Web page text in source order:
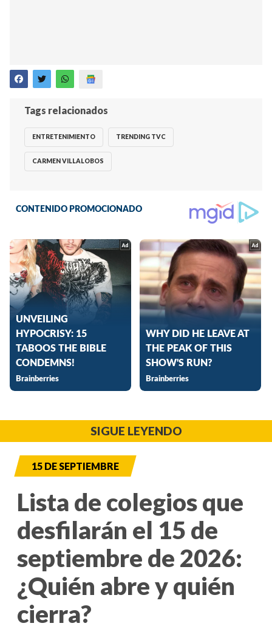
Tags relacionados
ENTRETENIMIENTO TRENDING TVC
CARMEN VILLALOBOS
SIGUE LEYENDO
15 DE SEPTIEMBRE
Lista de colegios que
desfilarán el 15 de
septiembre de 2026:
¿Quién abre y quién
cierra?